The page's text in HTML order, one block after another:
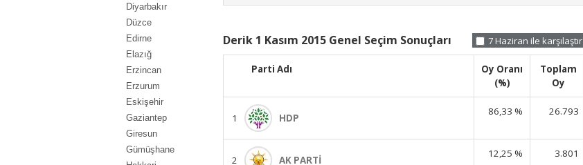
Diyarbakır
Düzce
Edirne
Elazığ
Erzincan
Erzurum
Eskişehir
Gaziantep
Giresun
Gümüşhane
Derik 1 Kasım 2015 Genel Seçim Sonuçları 7 Haziran ile karşılaştır
Parti Adı
Oy Oranı
(%)
Toplam
Oy
1 HDP
86,33 % 26.793
2 AK PARTİ
12,25 % 3.801